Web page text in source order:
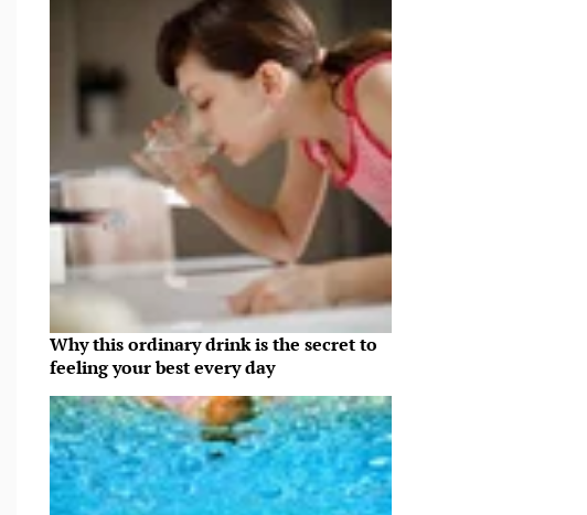
Why this ordinary drink is the secret to
feeling your best every day